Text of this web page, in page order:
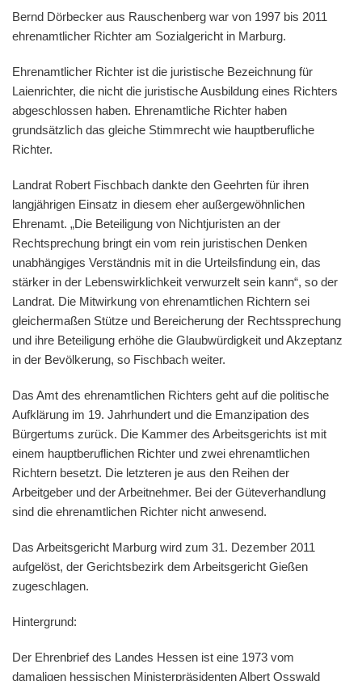
Bernd Dörbecker aus Rauschenberg war von 1997 bis 2011
ehrenamtlicher Richter am Sozialgericht in Marburg.
Ehrenamtlicher Richter ist die juristische Bezeichnung für
Laienrichter, die nicht die juristische Ausbildung eines Richters
abgeschlossen haben. Ehrenamtliche Richter haben
grundsätzlich das gleiche Stimmrecht wie hauptberufliche
Richter.
Landrat Robert Fischbach dankte den Geehrten für ihren
langjährigen Einsatz in diesem eher außergewöhnlichen
Ehrenamt. „Die Beteiligung von Nichtjuristen an der
Rechtsprechung bringt ein vom rein juristischen Denken
unabhängiges Verständnis mit in die Urteilsfindung ein, das
stärker in der Lebenswirklichkeit verwurzelt sein kann“, so der
Landrat. Die Mitwirkung von ehrenamtlichen Richtern sei
gleichermaßen Stütze und Bereicherung der Rechtssprechung
und ihre Beteiligung erhöhe die Glaubwürdigkeit und Akzeptanz
in der Bevölkerung, so Fischbach weiter.
Das Amt des ehrenamtlichen Richters geht auf die politische
Aufklärung im 19. Jahrhundert und die Emanzipation des
Bürgertums zurück. Die Kammer des Arbeitsgerichts ist mit
einem hauptberuflichen Richter und zwei ehrenamtlichen
Richtern besetzt. Die letzteren je aus den Reihen der
Arbeitgeber und der Arbeitnehmer. Bei der Güteverhandlung
sind die ehrenamtlichen Richter nicht anwesend.
Das Arbeitsgericht Marburg wird zum 31. Dezember 2011
aufgelöst, der Gerichtsbezirk dem Arbeitsgericht Gießen
zugeschlagen.
Hintergrund:
Der Ehrenbrief des Landes Hessen ist eine 1973 vom
damaligen hessischen Ministerpräsidenten Albert Osswald